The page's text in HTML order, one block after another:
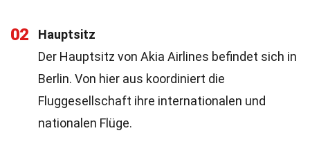
02
Hauptsitz
Der Hauptsitz von Akia Airlines befindet sich in
Berlin. Von hier aus koordiniert die
Fluggesellschaft ihre internationalen und
nationalen Flüge.